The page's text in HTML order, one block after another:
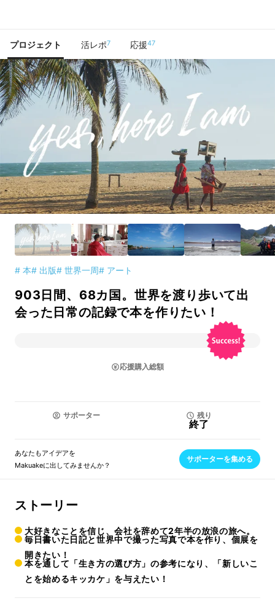
プロジェクト 活レポ7 応援47
# 本# 出版# 世界一周# アート
903日間、68カ国。世界を渡り歩いて出
会った日常の記録で本を作りたい！
応援購入総額
サポーター 残り
終了
あなたもアイデアを
Makuakeに出してみませんか？
サポーターを集める
ストーリー
大好きなことを信じ、会社を辞めて2年半の放浪の旅へ。
毎日書いた日記と世界中で撮った写真で本を作り、個展を
開きたい！
本を通して「生き方の選び方」の参考になり、「新しいこ
とを始めるキッカケ」を与えたい！